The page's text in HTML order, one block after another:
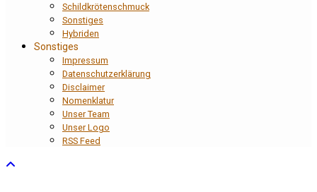
Schildkrötenschmuck
Sonstiges
Hybriden
Sonstiges
Impressum
Datenschutzerklärung
Disclaimer
Nomenklatur
Unser Team
Unser Logo
RSS Feed